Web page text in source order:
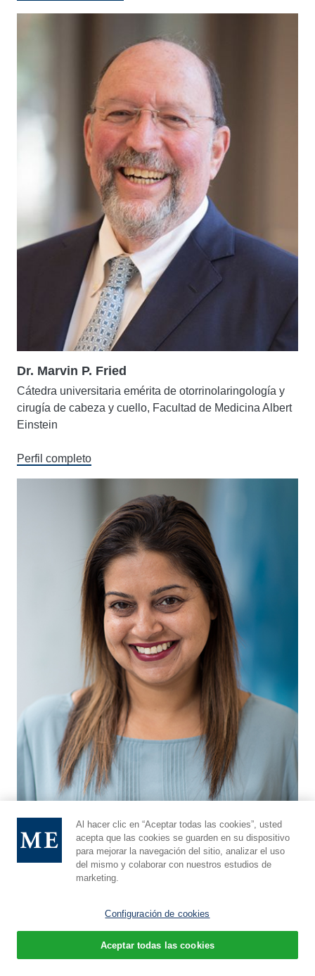
Dr. Marvin P. Fried
Cátedra universitaria emérita de otorrinolaringología y
cirugía de cabeza y cuello, Facultad de Medicina Albert
Einstein
Perfil completo
Dra. Mona Gangar, Máster en Medicina
Otorrinolaringólogo—Cirujano de cabeza y cuello
Al hacer clic en “Aceptar todas las cookies”, usted
acepta que las cookies se guarden en su dispositivo
para mejorar la navegación del sitio, analizar el uso
del mismo y colaborar con nuestros estudios de
marketing.
Configuración de cookies
Aceptar todas las cookies
Español